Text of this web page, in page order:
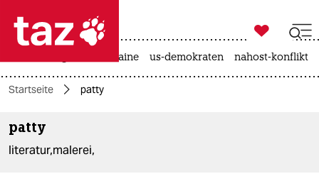

themen
politik

taz zahl ich
krieg in der ukraine us-demokraten nahost-konflikt
Startseite patty
patty
literatur,malerei,